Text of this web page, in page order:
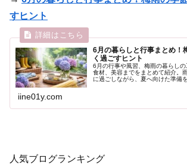
すヒント
6月の暮らしと行事まとめ！
く過ごすヒント
6月の行事や風習、梅雨の暮らし
食材、美容までをまとめて紹介。
に過ごしながら、夏へ向けた準備
iine01y.com
人気ブログランキング